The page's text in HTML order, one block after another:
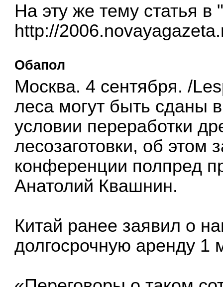
На эту же тему статья в
http://
Обапол
Москва. 4 сентября. /
леса могут быть сданы
условии переработки
лесозаготовки, об этом
конференции полпред
Анатолий Квашнин.
Китай ранее заявил о
долгосрочную аренду 1